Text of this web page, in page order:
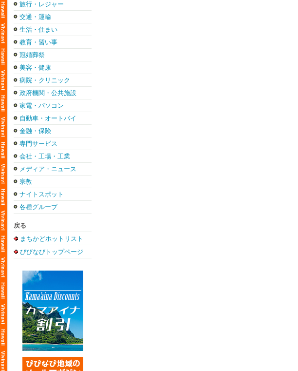
旅行・レジャー
交通・運輸
生活・住まい
教育・習い事
冠婚葬祭
美容・健康
病院・クリニック
政府機関・公共施設
家電・パソコン
自動車・オートバイ
金融・保険
専門サービス
会社・工場・工業
メディア・ニュース
宗教
ナイトスポット
各種グループ
戻る
まちかどホットリスト
びびなびトップページ